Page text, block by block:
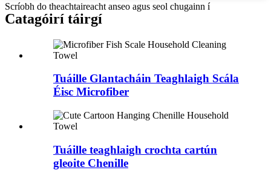
Scríobh do theachtaireacht anseo agus seol chugainn í
Catagóirí táirgí
Tuáille Glantacháin Teaghlaigh Scála
Éisc Microfiber
Tuáille teaghlaigh crochta cartún
gleoite Chenille